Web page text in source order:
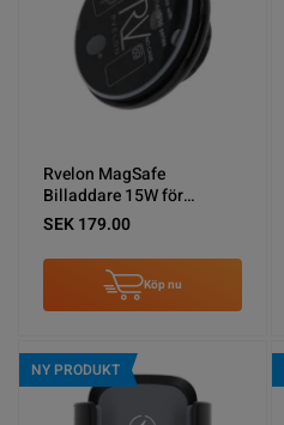
Rvelon MagSafe
Billaddare 15W för
Ventilationsgaller
SEK 179.00
Köp nu
NY PRODUKT